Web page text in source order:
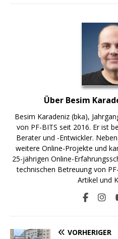
Über Besim
Besim Karadeniz (bka),
von PF-BITS seit 2016. Er ist
Berater und -Entwickler.
weitere Online-Projekte und
25-jährigen Online-
technischen Betreuung von
Artikel und
VORHERIGER